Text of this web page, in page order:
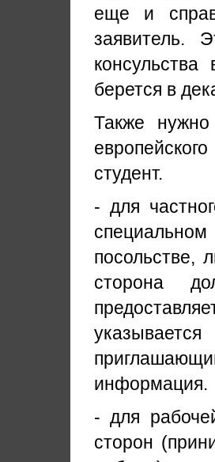
еще и
заявитель.
берется в
Также нужно
студент.
- для
посольстве,
сторона
информация.
- для
сторон